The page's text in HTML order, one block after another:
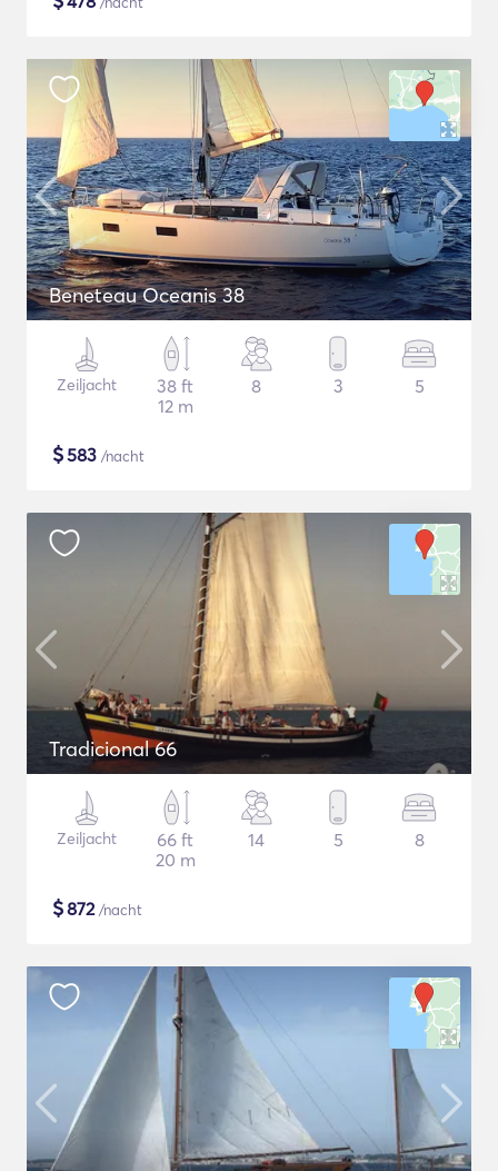
Beneteau Oceanis 38
Zeiljacht
38 ft
12 m
8 3 5
$583 /nacht
Tradicional 66
Zeiljacht
66 ft
20 m
14 5 8
$872/nacht